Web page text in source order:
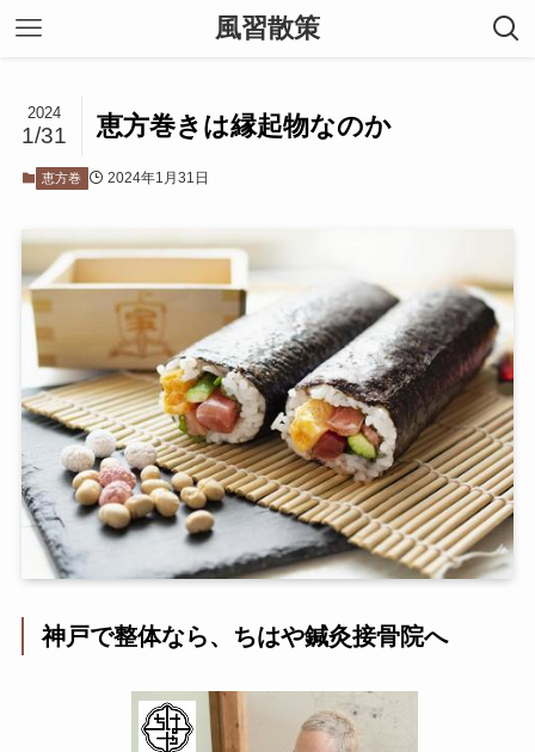
風習散策
恵方巻きは縁起物なのか
2024
1/31
恵方巻 2024年1月31日
神戸で整体なら、ちはや鍼灸接骨院へ